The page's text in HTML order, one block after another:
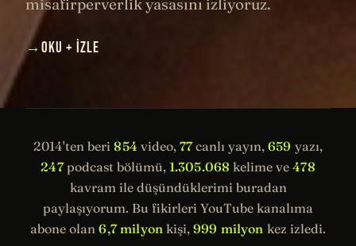
misafirperverlik yasasını izliyoruz.
→ OKU + İZLE
2014'ten beri854 video, 77canlı yayın,659 yazı,
247podcast bölümü, 1.305.068 kelime ve478
kavram ile düşündüklerimi buradan
paylaşıyorum. Bu fikirleri YouTube kanalıma
abone olan6,7 milyon kişi, 999 milyon kez izledi.